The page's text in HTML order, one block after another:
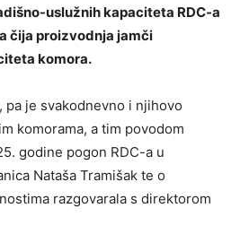
uslužnih kapaciteta RDC-a
čija proizvodnja jamči
komora.
pa je svakodnevno i njihovo
komorama, a tim povodom
godine pogon RDC-a u
Nataša Tramišak te o
razgovarala s direktorom